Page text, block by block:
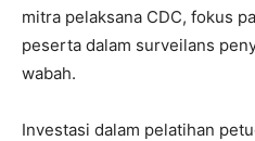
mitra pelaksana CDC, fokus
peserta dalam surveilans
wabah.
Investasi dalam pelatihan